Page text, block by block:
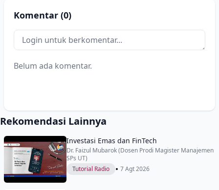
Komentar (0)
Belum ada komentar.
Rekomendasi Lainnya
Investasi Emas dan FinTech
Dr. Faizul Mubarok (Dosen Prodi Magister Manajemen
SPs UT)
Tutorial Radio
• 7 Agt 2026